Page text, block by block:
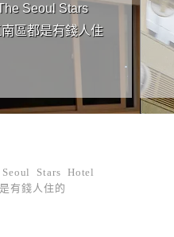
Seoul Stars
區都是有錢人住
Seoul Stars Hotel
有錢人住的